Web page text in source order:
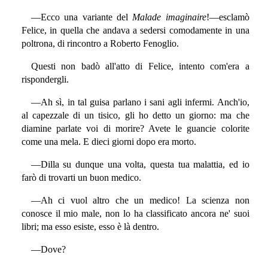
—Ecco una variante del Malade imaginaire!—esclamò
Felice, in quella che andava a sedersi comodamente in una
poltrona, di rincontro a Roberto Fenoglio.
Questi non badò all'atto di Felice, intento com'era a
rispondergli.
—Ah sì, in tal guisa parlano i sani agli infermi. Anch'io,
al capezzale di un tisico, gli ho detto un giorno: ma che
diamine parlate voi di morire? Avete le guancie colorite
come una mela. E dieci giorni dopo era morto.
—Dilla su dunque una volta, questa tua malattia, ed io
farò di trovarti un buon medico.
—Ah ci vuol altro che un medico! La scienza non
conosce il mio male, non lo ha classificato ancora ne' suoi
libri; ma esso esiste, esso è là dentro.
—Dove?